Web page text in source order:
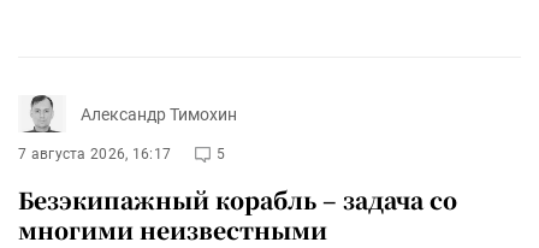
Александр Тимохин
7 августа 2026, 16:17 5
Безэкипажный корабль – задача со
многими неизвестными